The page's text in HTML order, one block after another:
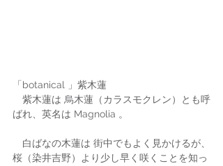
「botanical 」紫木蓮
紫木蓮は 烏木蓮（カラスモクレン）とも呼
ばれ、英名は Magnolia 。
白ばなの木蓮は 街中でもよく見かけるが、
桜（染井吉野）より少し早く咲くことを知っ